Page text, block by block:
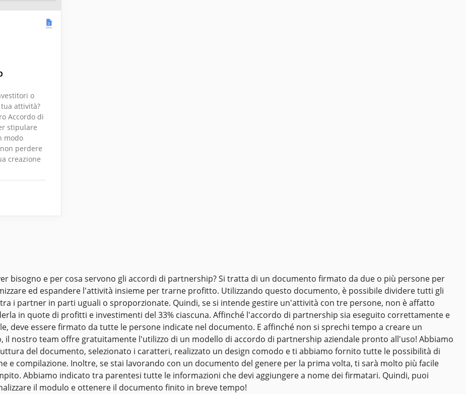
o
attività?
Accordo di
stipulare
modo
perdere
creazione
bisogno e per cosa servono gli accordi di partnership? Si tratta di un documento firmato da due o più persone per
ed espandere l'attività insieme per trarne profitto. Utilizzando questo documento, è possibile dividere tutti gli
i partner in parti uguali o sproporzionate. Quindi, se si intende gestire un'attività con tre persone, non è affatto
in quote di profitti e investimenti del 33% ciascuna. Affinché l'accordo di partnership sia eseguito correttamente e
deve essere firmato da tutte le persone indicate nel documento. E affinché non si sprechi tempo a creare un
il nostro team offre gratuitamente l'utilizzo di un modello di accordo di partnership aziendale pronto all'uso! Abbiamo
del documento, selezionato i caratteri, realizzato un design comodo e ti abbiamo fornito tutte le possibilità di
e compilazione. Inoltre, se stai lavorando con un documento del genere per la prima volta, ti sarà molto più facile
Abbiamo indicato tra parentesi tutte le informazioni che devi aggiungere a nome dei firmatari. Quindi, puoi
il modulo e ottenere il documento finito in breve tempo!